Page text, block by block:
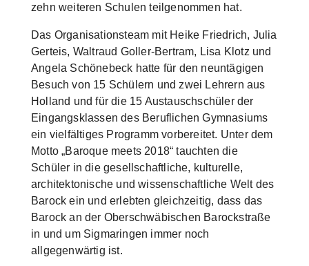
zehn weiteren Schulen teilgenommen hat.
Das Organisationsteam mit Heike Friedrich, Julia
Gerteis, Waltraud Goller-Bertram, Lisa Klotz und
Angela Schönebeck hatte für den neuntägigen
Besuch von 15 Schülern und zwei Lehrern aus
Holland und für die 15 Austauschschüler der
Eingangsklassen des Beruflichen Gymnasiums
ein vielfältiges Programm vorbereitet. Unter dem
Motto „Baroque meets 2018“ tauchten die
Schüler in die gesellschaftliche, kulturelle,
architektonische und wissenschaftliche Welt des
Barock ein und erlebten gleichzeitig, dass das
Barock an der Oberschwäbischen Barockstraße
in und um Sigmaringen immer noch
allgegenwärtig ist.